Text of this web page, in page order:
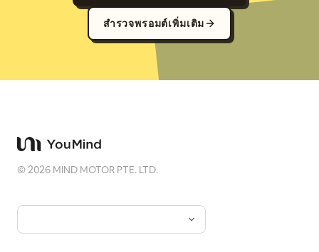
สำรวจพรอมต์เพิ่มเติม
©2026 MIND MOTOR PTE. LTD.